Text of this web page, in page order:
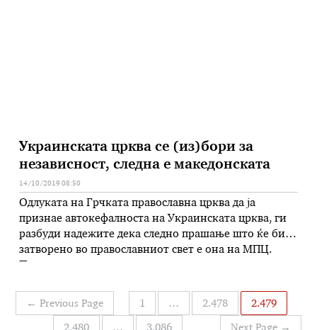
Украинската црква се (из)бори за
независност, следна е македонската
14/10/2019 08:50
Одлуката на Грчката православна црква да ја
признае автокефалноста на Украинската црква, ги
разбуди надежите дека следно прашање што ќе биде
затворено во православниот свет е она на МПЦ.
позициите на Македонската православна црква,
иако останува отворен проблемот со Српската
Навигација
← Previous Page 1 … 2.478 2.479